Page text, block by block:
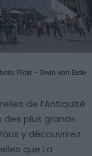
Flickr – Elwin van Eede
de l’Antiquité
des plus grands
y découvrirez
que La